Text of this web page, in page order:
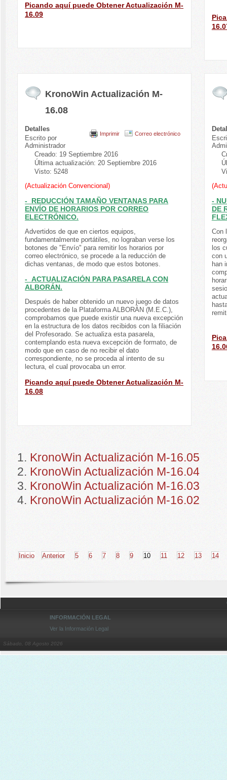
Picando aquí puede Obtener Actualización M-
16.09
KronoWin Actualización M-
16.08
Imprimir Correo electrónico
Detalles
Escrito por
Administrador
Creado: 19 Septiembre 2016
Última actualización: 20 Septiembre 2016
Visto: 5248
(Actualización Convencional)
- REDUCCIÓN TAMAÑO VENTANAS PARA
ENVÍO DE HORARIOS POR CORREO
ELECTRÓNICO.
Advertidos de que en ciertos equipos,
fundamentalmente portátiles, no lograban verse los
botones de "Envío" para remitir los horarios por
correo electrónico, se procede a la reducción de
dichas ventanas, de modo que estos botones.
- ACTUALIZACIÓN PARA PASARELA CON
ALBORÁN.
Después de haber obtenido un nuevo juego de datos
procedentes de la Plataforma ALBORÁN (M.E.C.),
comprobamos que puede existir una nueva excepción
en la estructura de los datos recibidos con la filiación
del Profesorado. Se actualiza esta pasarela,
contemplando esta nueva excepción de formato, de
modo que en caso de no recibir el dato
correspondiente, no se proceda al intento de su
lectura, el cual provocaba un error.
Picando aquí puede Obtener Actualización M-
16.08
-
DE
Con
los
con
han
KronoWin Actualización M-16.05
KronoWin Actualización M-16.04
KronoWin Actualización M-16.03
KronoWin Actualización M-16.02
Inicio Anterior 5 6 7 8 9 10 11 12 13 14
INFORMACIÓN LEGAL
Ver la Información Legal
Sábado, 08 Agosto 2026